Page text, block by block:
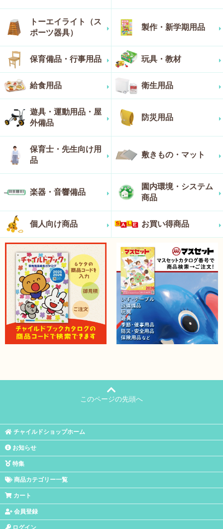
トーエイライト（ス
ポーツ器具）
製作・新学期用品
保育備品・行事用品 玩具・教材
給食用品 衛生用品
遊具・運動用品・屋
外備品
防災用品
保育士・先生向け用
品
敷きもの・マット
楽器・音響備品
園内環境・システム
商品
個人向け商品 お買い得商品
このページの先頭へ
チャイルドショップホーム
お知らせ
特集
商品カテゴリー一覧
カート
会員登録
ログイン